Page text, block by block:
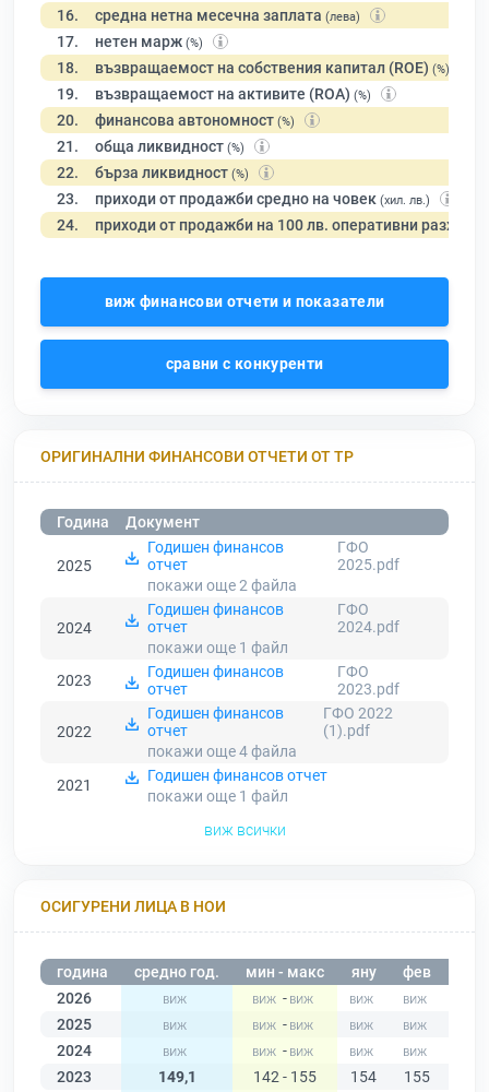
16. средна нетна месечна заплата (лева)
17. нетен марж (%)
18. възвращаемост на собствения капитал (ROE) (%)
19. възвращаемост на активите (ROA) (%)
20. финансова автономност (%)
21. обща ликвидност (%)
22. бърза ликвидност (%)
23. приходи от продажби средно на човек (хил. лв.)
24. приходи от продажби на 100 лв. оперативни разходи
виж финансови отчети и показатели
сравни с конкуренти
ОРИГИНАЛНИ ФИНАНСОВИ ОТЧЕТИ ОТ ТР
Година Документ
2025
Годишен финансов
отчет
ГФО
2025.pdf
покажи още 2файла
2024
Годишен финансов
отчет
ГФО
2024.pdf
покажи още 1 файл
2023
Годишен финансов
отчет
ГФО
2023.pdf
2022
Годишен финансов
отчет
ГФО 2022
(1).pdf
покажи още 4файла
2021
Годишен финансов отчет
покажи още 1 файл
виж всички
ОСИГУРЕНИ ЛИЦА В НОИ
година средно год. мин - макс яну фев
2026
-
2025
-
2024
-
2023
149,1 142 - 155 154 155